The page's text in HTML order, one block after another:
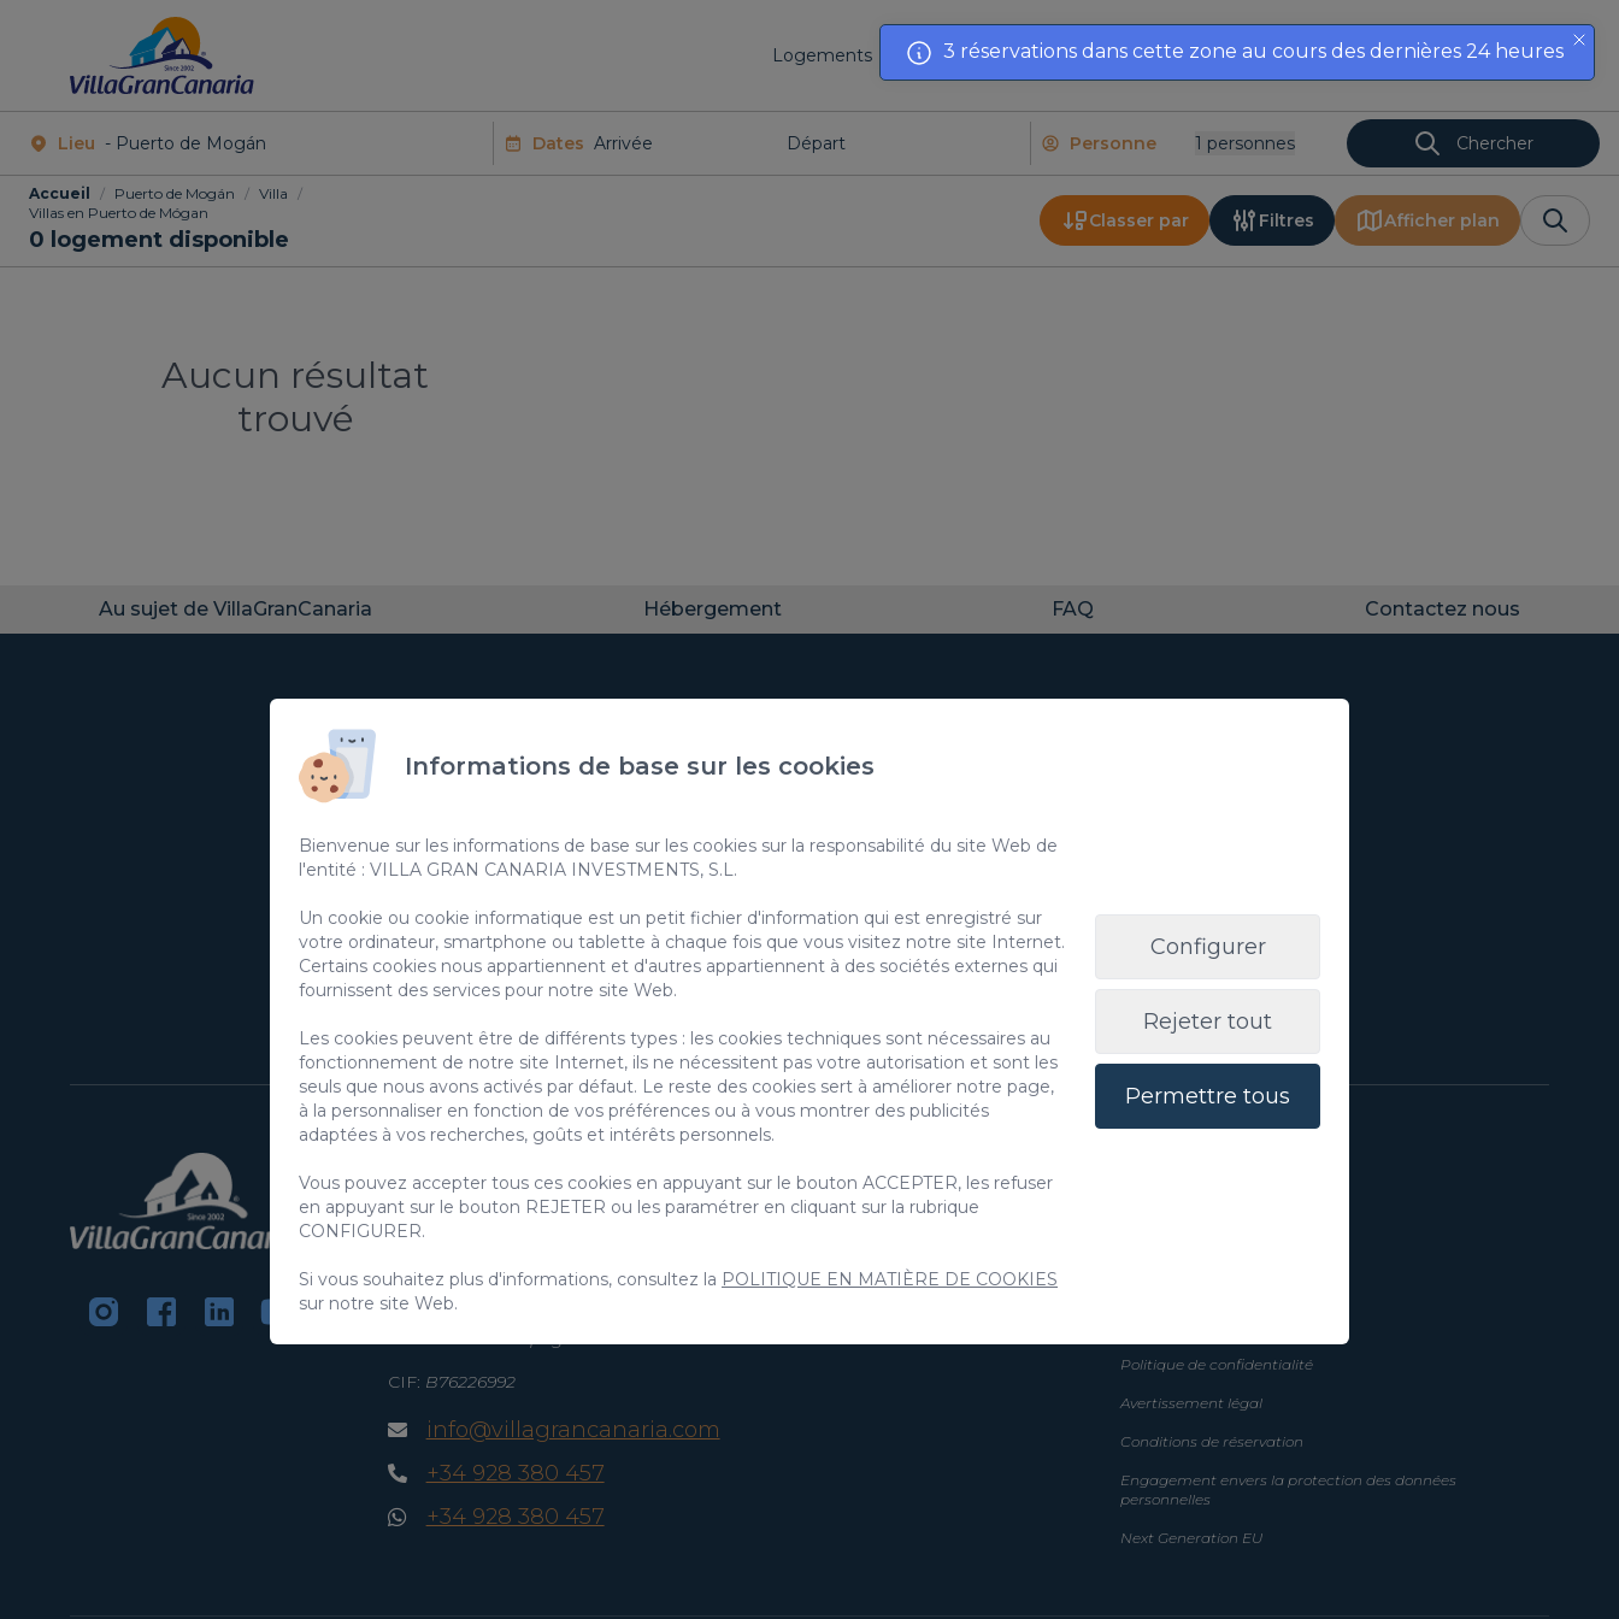
VGC collections Annoncez votre propriétéOffresContact
Logements FR
Lieu Dates Personne 1 Personnes Chercher
Accueil / Puerto de Mogán / Villa /
Villas en Puerto de Mógan
0 logement disponible
Classer par Filtres Afficher plan
Aucun résultat
trouvé
Au sujet de VillaGranCanaria Hébergement FAQ Contactez nous
Abonnez-vous à notre newsletter
J'accepte l'utilisation de mes données personnelles pour recevoir de la publicité de votre entité.
J'accepte l'utilisation de mes données aux fins indiquées dans lapolitique de confidentialité
Vous pouvez obtenir plus d'informations sur la protection de vos données personnelles via le lien suivant:Informations de
S.L.
C/ Swing Los Lagos, 9
35100 Maspalomas, Grande
Canarie
CIF: B76226992
info@villagrancanaria.com
+34 928 380 457
+34 928 380 457
Immobilier
Canaria
Expériences
Politique de confidentialité
Avertissement légal
Conditions de réservation
Engagement envers la protection des données
personnelles
Next Generation EU
Informations de base sur les cookies
Bienvenue sur les informations de base sur les cookies sur la responsabilité du site Web de
l'entité : VILLA GRAN CANARIA INVESTMENTS, S.L.
Un cookie ou cookie informatique est un petit fichier d'information qui est enregistré sur
votre ordinateur, smartphone ou tablette à chaque fois que vous visitez notre site Internet.
Certains cookies nous appartiennent et d'autres appartiennent à des sociétés externes qui
fournissent des services pour notre site Web.
Les cookies peuvent être de différents types : les cookies techniques sont nécessaires au
fonctionnement de notre site Internet, ils ne nécessitent pas votre autorisation et sont les
seuls que nous avons activés par défaut. Le reste des cookies sert à améliorer notre page,
à la personnaliser en fonction de vos préférences ou à vous montrer des publicités
adaptées à vos recherches, goûts et intérêts personnels.
Vous pouvez accepter tous ces cookies en appuyant sur le bouton ACCEPTER, les refuser
en appuyant sur le bouton REJETER ou les paramétrer en cliquant sur la rubrique
CONFIGURER.
Si vous souhaitez plus d'informations, consultez la POLITIQUE EN MATIÈRE DE COOKIES
sur notre site Web.
Configurer
Rejeter tout
Permettre tous